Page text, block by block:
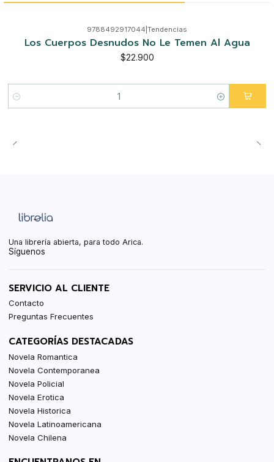
9788492917044 Tendencias
Los Cuerpos Desnudos No Le Temen Al Agua
$22.900
Cantidad
Una librería abierta, para todo Arica.
Síguenos
SERVICIO AL CLIENTE
Contacto
Preguntas Frecuentes
CATEGORÍAS DESTACADAS
Novela Romantica
Novela Contemporanea
Novela Policial
Novela Erotica
Novela Historica
Novela Latinoamericana
Novela Chilena